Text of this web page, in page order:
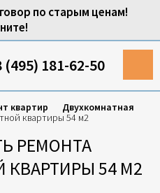
(495) 181-62-50
по старым ценам!
квартир
Двухкомнатная
квартиры 54 м2
РЕМОНТА
54 М2